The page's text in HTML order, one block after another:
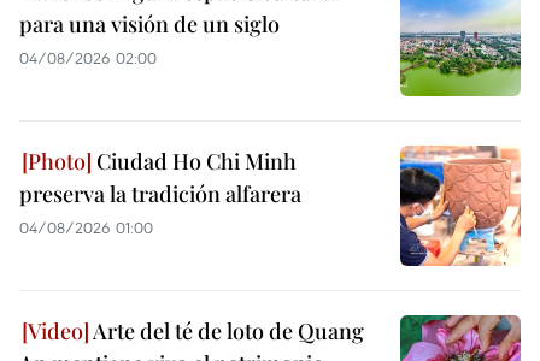
para una visión de un siglo
04/08/2026 02:00
Ciudad Ho Chi Minh
preserva la tradición alfarera
04/08/2026 01:00
Arte del té de loto de Quang